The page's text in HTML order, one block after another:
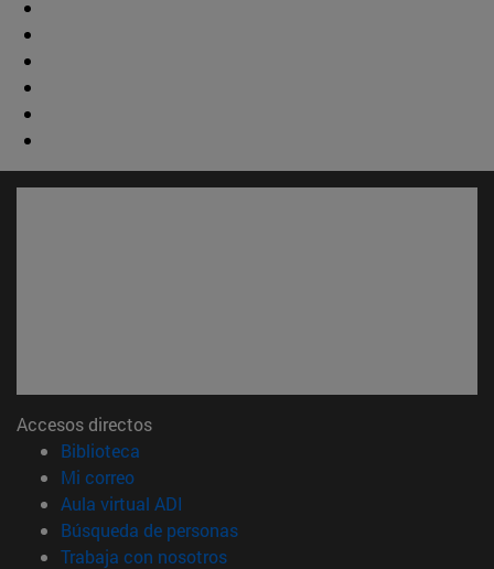
Accesos directos
Biblioteca
Mi correo(abre en nueva ventana)
Aula virtual ADI
Búsqueda de personas(abre en nueva ventana)
Trabaja con nosotros(abre en nueva ventana)